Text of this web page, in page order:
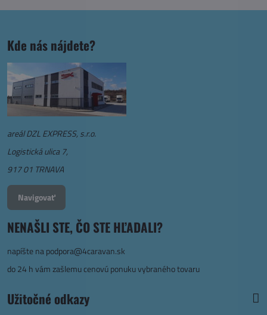
Kde nás nájdete?
areál DZL EXPRESS, s.r.o.
Logistická ulica 7,
917 01 TRNAVA
Navigovať
NENAŠLI STE, ČO STE HĽADALI?
napíšte napodpora@4caravan.sk
do 24 h vám zašlemu cenovú ponuku vybraného tovaru
Užitočné odkazy